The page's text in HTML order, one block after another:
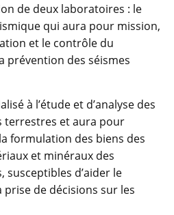
de deux laboratoires : le
qui aura pour mission,
et le contrôle du
des séismes
à l’étude et d’analyse des
terrestres et aura pour
formulation des biens des
et minéraux des
d’aider le
de décisions sur les